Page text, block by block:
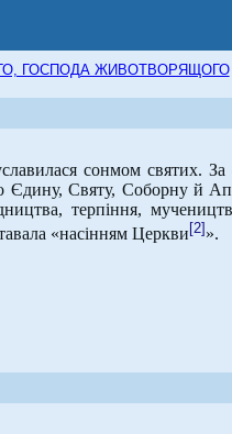
ГОСПОДА ЖИВОТВОРЯЩОГО
сонмом святих. За
Єдину, Святу, Соборну й
терпіння,
«насінням Церкви [2] ».